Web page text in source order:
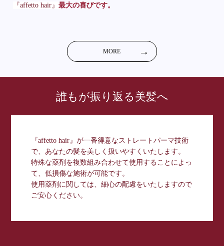
『affetto hair』最大の喜びです。
MORE
誰もが振り返る美髪へ
『affetto hair』が一番得意なストレートパーマ技術
で、あなたの髪を美しく扱いやすくいたします。
特殊な薬剤を複数組み合わせて使用することによっ
て、低損傷な施術が可能です。
使用薬剤に関しては、細心の配慮をいたしますので
ご安心ください。